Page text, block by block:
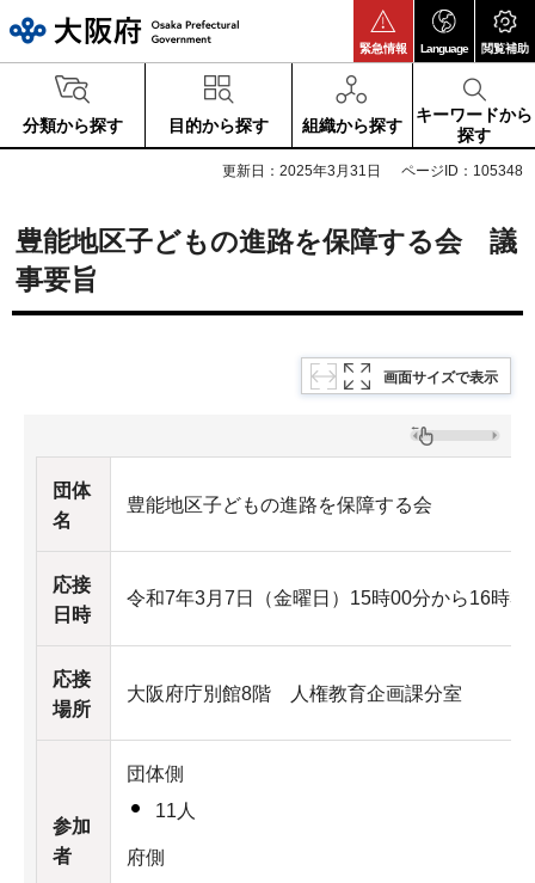
緊急情報 Language 閲覧補助
分類から探す 目的から探す 組織から探す
キーワードから
探す
更新日：2025年3月31日 ページID：105348
豊能地区子どもの進路を保障する会 議
事要旨
画面サイズで表示
団体
名
豊能地区子どもの進路を保障する会
応接
日時
令和7年3月7日（金曜日）15時00分から16時
応接
場所
大阪府庁別館8階 人権教育企画課分室
参加
者
団体側
11人
府側